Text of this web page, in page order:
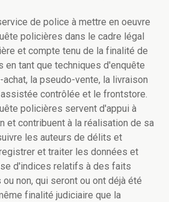
de police à mettre en oeuvre
policières dans le cadre légal
et compte tenu de la finalité de
en tant que techniques d'enquête
la pseudo-vente, la livraison
contrôlée et le frontstore.
policières servent d'appui à
et contribuent à la réalisation de sa
les auteurs de délits et
et traiter les données et
d'indices relatifs à des faits
non, qui seront ou ont déjà été
finalité judiciaire que la